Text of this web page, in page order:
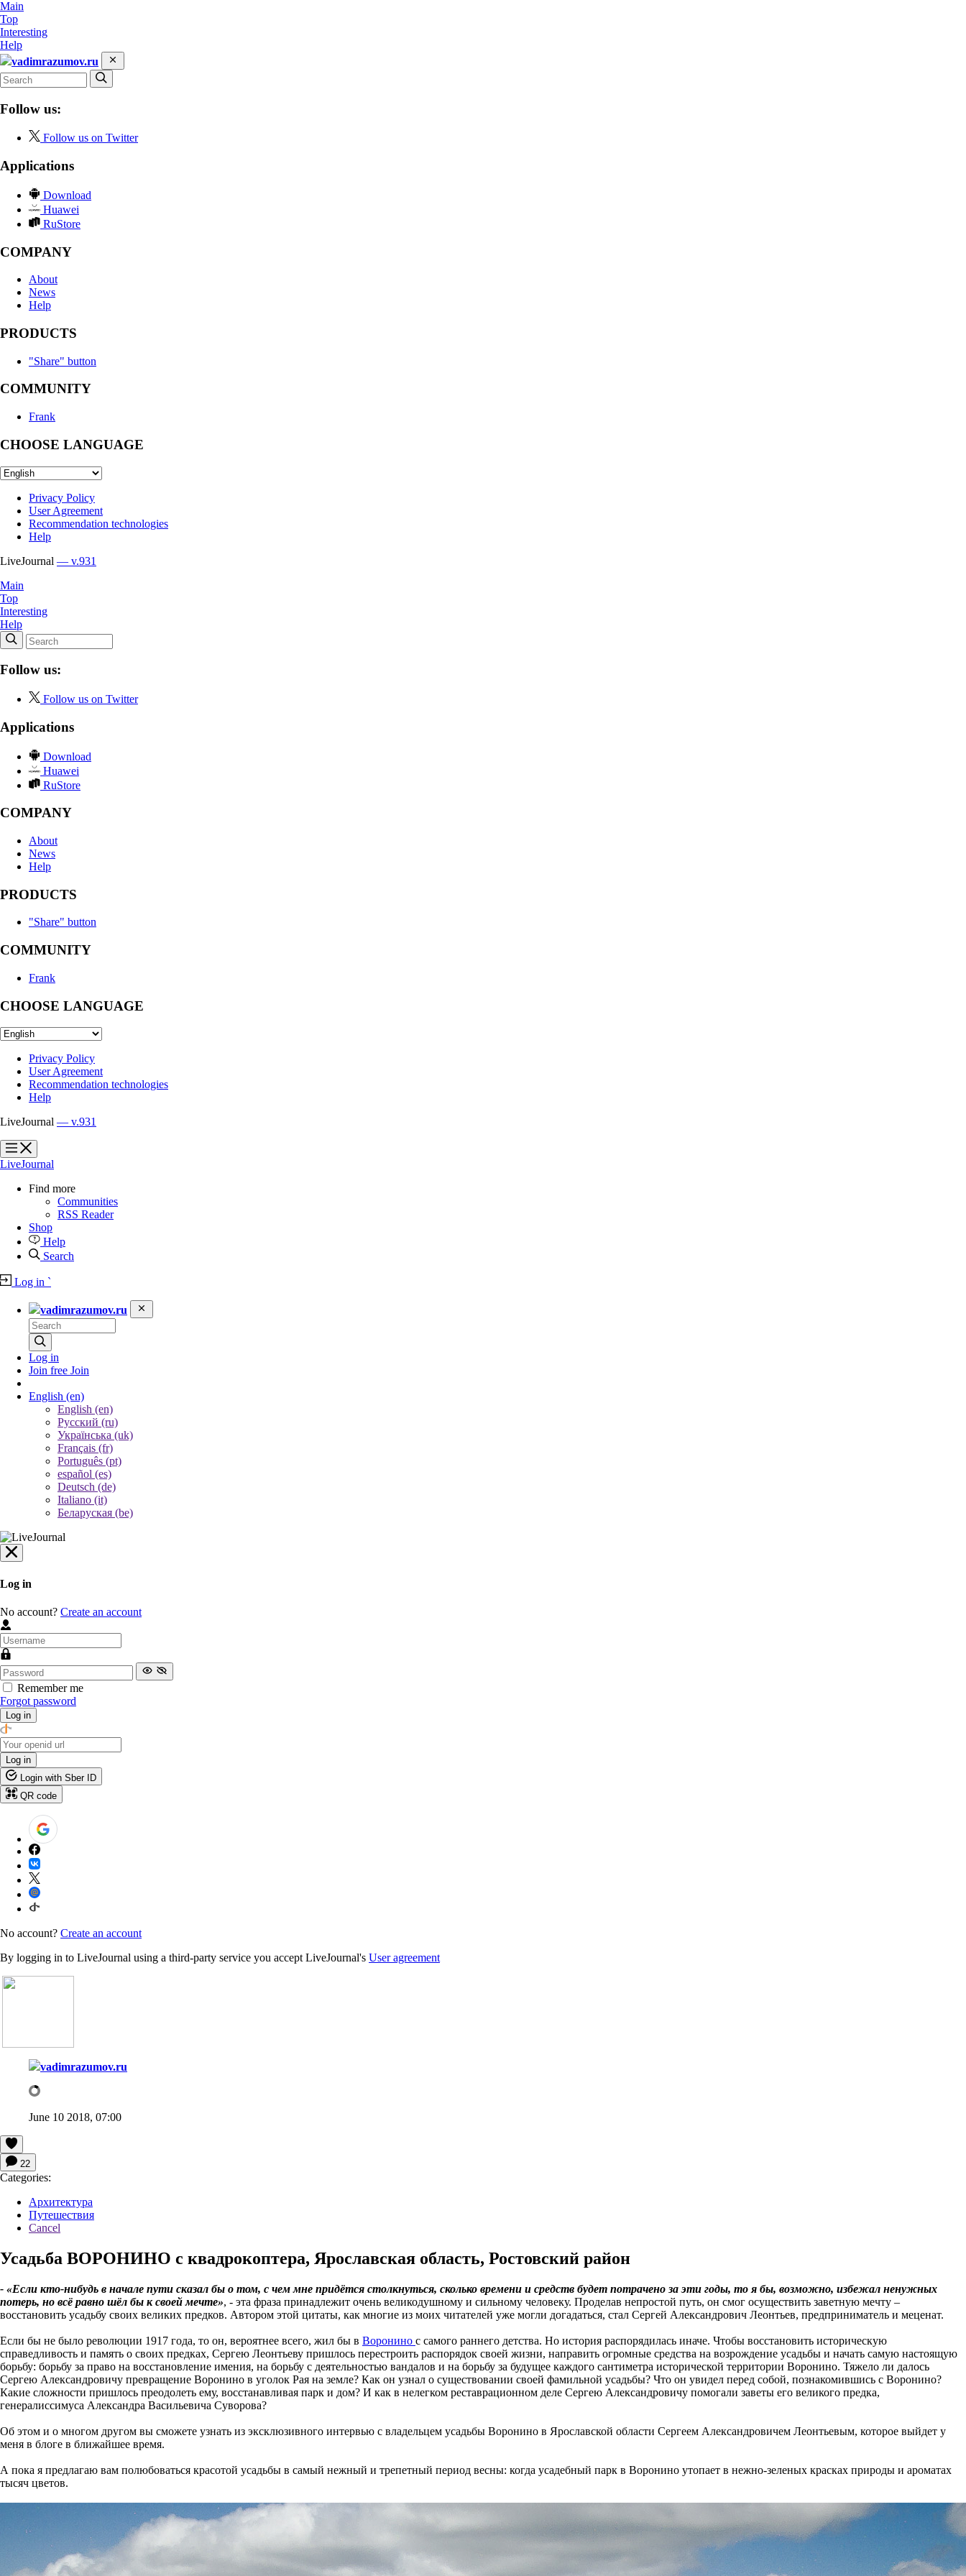
Main
Top
Interesting
Help
vadimrazumov.ru
Follow us:
Follow us on Twitter
Applications
Download
Huawei
RuStore
COMPANY
About
News
Help
PRODUCTS
"Share" button
COMMUNITY
Frank
CHOOSE LANGUAGE
Privacy Policy
User Agreement
Recommendation technologies
Help
LiveJournal — v.931
Main
Top
Interesting
Help
Follow us:
Follow us on Twitter
Applications
Download
Huawei
RuStore
COMPANY
About
News
Help
PRODUCTS
"Share" button
COMMUNITY
Frank
CHOOSE LANGUAGE
Privacy Policy
User Agreement
Recommendation technologies
Help
LiveJournal — v.931
?
?
LiveJournal
Find more
Communities
RSS Reader
Shop
Help
Search
Log in `
vadimrazumov.ru
Log in
Join free Join
English (en)
English (en)
Русский (ru)
Українська (uk)
Français (fr)
Português (pt)
español (es)
Deutsch (de)
Italiano (it)
Беларуская (be)
Log in
No account? Create an account
Remember me
Forgot password
Log in
Log in
Login with Sber ID
QR code
No account? Create an account
By logging in to LiveJournal using a third-party service you accept LiveJournal's User agreement
vadimrazumov.ru
June 10 2018, 07:00
22
Categories:
Архитектура
Путешествия
Cancel
Усадьба ВОРОНИНО с квадрокоптера, Ярославская область, Ростовский район
- «Если кто-нибудь в начале пути сказал бы о том, с чем мне придётся столкнуться, сколько времени и средств будет потрачено за эти годы, то я бы, возможно, избежал ненужных
потерь, но всё равно шёл бы к своей мечте», - эта фраза принадлежит очень великодушному и сильному человеку. Проделав непростой путь, он смог осуществить заветную мечту –
восстановить усадьбу своих великих предков. Автором этой цитаты, как многие из моих читателей уже могли догадаться, стал Сергей Александрович Леонтьев, предприниматель и меценат.
Если бы не было революции 1917 года, то он, вероятнее всего, жил бы в Воронино с самого раннего детства. Но история распорядилась иначе. Чтобы восстановить историческую
справедливость и память о своих предках, Сергею Леонтьеву пришлось перестроить распорядок своей жизни, направить огромные средства на возрождение усадьбы и начать самую настоящую
борьбу: борьбу за право на восстановление имения, на борьбу с деятельностью вандалов и на борьбу за будущее каждого сантиметра исторической территории Воронино. Тяжело ли далось
Сергею Александровичу превращение Воронино в уголок Рая на земле? Как он узнал о существовании своей фамильной усадьбы? Что он увидел перед собой, познакомившись с Воронино?
Какие сложности пришлось преодолеть ему, восстанавливая парк и дом? И как в нелегком реставрационном деле Сергею Александровичу помогали заветы его великого предка,
генералиссимуса Александра Васильевича Суворова?
Об этом и о многом другом вы сможете узнать из эксклюзивного интервью с владельцем усадьбы Воронино в Ярославской области Сергеем Александровичем Леонтьевым, которое выйдет у
меня в блоге в ближайшее время.
А пока я предлагаю вам полюбоваться красотой усадьбы в самый нежный и трепетный период весны: когда усадебный парк в Воронино утопает в нежно-зеленых красках природы и ароматах
тысяч цветов.